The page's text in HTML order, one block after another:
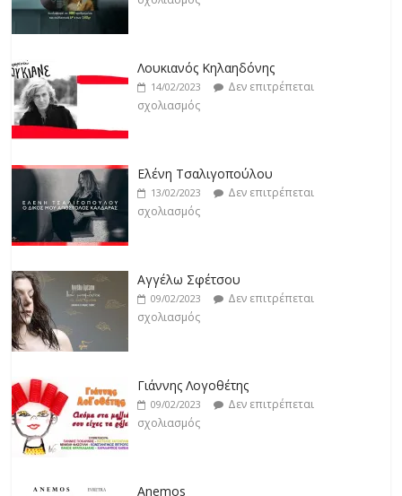
19/02/2023
Δεν επιτρέπεται
σχολιασμός
19/02/2023
Δεν επιτρέπεται
σχολιασμός
Λουκιανός Κηλαηδόνης
14/02/2023
Δεν επιτρέπεται
σχολιασμός
Ελένη Τσαλιγοπούλου
13/02/2023
Δεν επιτρέπεται
σχολιασμός
Αγγέλω Σφέτσου
09/02/2023
Δεν επιτρέπεται
σχολιασμός
Γιάννης Λογοθέτης
09/02/2023
Δεν επιτρέπεται
σχολιασμός
Anemos